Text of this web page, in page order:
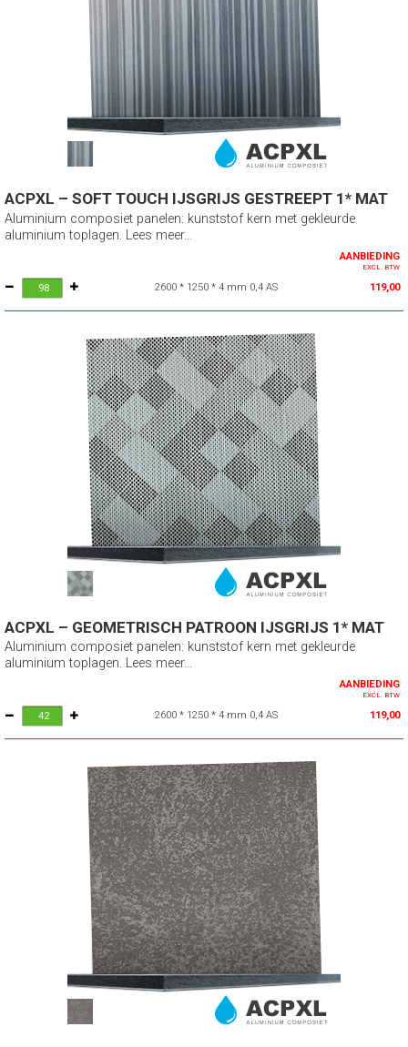
ACPXL – SOFT TOUCH IJSGRIJS GESTREEPT 1* MAT
Aluminium composiet panelen: kunststof kern met gekleurde
aluminium toplagen. Lees meer...
AANBIEDING
EXCL. BTW
2600 * 1250 * 4 mm 0,4 AS 119,00
ACPXL – GEOMETRISCH PATROON IJSGRIJS 1* MAT
Aluminium composiet panelen: kunststof kern met gekleurde
aluminium toplagen. Lees meer...
AANBIEDING
EXCL. BTW
2600 * 1250 * 4 mm 0,4 AS 119,00